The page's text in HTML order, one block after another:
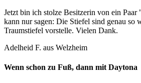
Jetzt bin ich stolze Besitzerin von ein
kann nur sagen: Die Stiefel sind genau so
Traumstiefel vorstelle. Vielen Dank.
Adelheid F. aus Welzheim
Wenn schon zu Fuß, dann mit Daytona